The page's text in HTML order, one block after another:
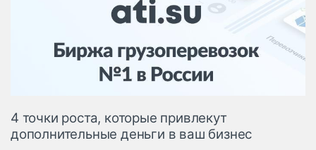
Логистика, грузы
Негабаритные и
опасные грузы
Безопасность и
Таможня и ВЭД
4 точки роста, которые привлекут
дополнительные деньги в ваш бизнес